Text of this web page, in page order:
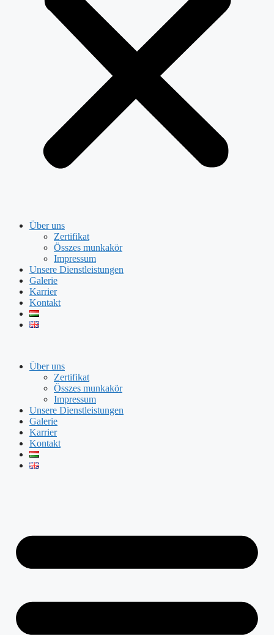
Über uns
Zertifikat
Összes munkakör
Impressum
Unsere Dienstleistungen
Galerie
Karrier
Kontakt
Über uns
Zertifikat
Összes munkakör
Impressum
Unsere Dienstleistungen
Galerie
Karrier
Kontakt